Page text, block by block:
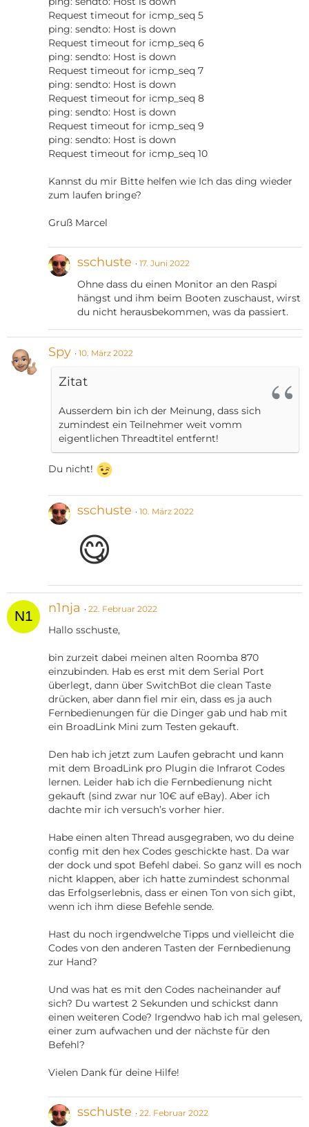
Request timeout for icmp_seq 5
ping: sendto: Host is down
Request timeout for icmp_seq 6
ping: sendto: Host is down
Request timeout for icmp_seq 7
ping: sendto: Host is down
Request timeout for icmp_seq 8
ping: sendto: Host is down
Request timeout for icmp_seq 9
ping: sendto: Host is down
Request timeout for icmp_seq 10
Kannst du mir Bitte helfen wie Ich das ding wieder
zum laufen bringe?
Gruß Marcel
sschuste 17. Juni 2022
Ohne dass du einen Monitor an den Raspi
hängst und ihm beim Booten zuschaust, wirst
du nicht herausbekommen, was da passiert.
Spy 10. März 2022
Zitat
Ausserdem bin ich der Meinung, dass sich
zumindest ein Teilnehmer weit vomm
eigentlichen Threadtitel entfernt!
Du nicht!
sschuste 10. März 2022
😋
n1nja 22. Februar 2022
Hallo sschuste,
bin zurzeit dabei meinen alten Roomba 870
einzubinden. Hab es erst mit dem Serial Port
überlegt, dann über SwitchBot die clean Taste
drücken, aber dann fiel mir ein, dass es ja auch
Fernbedienungen für die Dinger gab und hab mit
ein BroadLink Mini zum Testen gekauft.
Den hab ich jetzt zum Laufen gebracht und kann
mit dem BroadLink pro Plugin die Infrarot Codes
lernen. Leider hab ich die Fernbedienung nicht
gekauft (sind zwar nur 10€ auf eBay). Aber ich
dachte mir ich versuch’s vorher hier.
Habe einen alten Thread ausgegraben, wo du deine
config mit den hex Codes geschickte hast. Da war
der dock und spot Befehl dabei. So ganz will es noch
nicht klappen, aber ich hatte zumindest schonmal
das Erfolgserlebnis, dass er einen Ton von sich gibt,
wenn ich ihm diese Befehle sende.
Hast du noch irgendwelche Tipps und vielleicht die
Codes von den anderen Tasten der Fernbedienung
zur Hand?
Und was hat es mit den Codes nacheinander auf
sich? Du wartest 2 Sekunden und schickst dann
einen weiteren Code? Irgendwo hab ich mal gelesen,
einer zum aufwachen und der nächste für den
Befehl?
Vielen Dank für deine Hilfe!
sschuste 22. Februar 2022